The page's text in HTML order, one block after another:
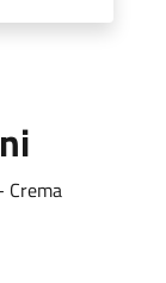
Crema